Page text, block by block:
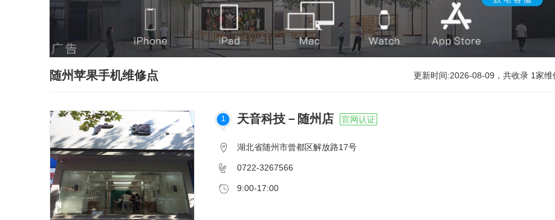
随州苹果手机维修点 更新时间:2026-08-09，共收录 1家维
1 天音科技－随州店 官网认证
湖北省随州市曾都区解放路17号
0722-3267566
9:00-17:00